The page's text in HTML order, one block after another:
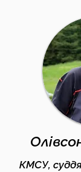
КМСУ, суддя